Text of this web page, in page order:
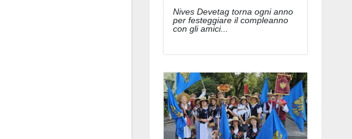
Nives Devetag torna ogni anno
per festeggiare il compleanno
con gli amici...